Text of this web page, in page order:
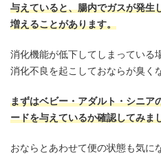
与えていると、腸内でガスが発生
増えることがあります。
消化機能が低下してしまっている
消化不良を起こしておならが臭く
まずはベビー・アダルト・シニア
ードを与えているか確認してみま
おならとあわせて便の状態も気に